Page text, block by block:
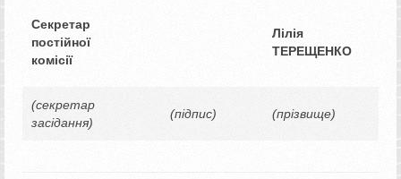
Секретар
постійної
комісії
Лілія
ТЕРЕЩЕНКО
(секретар
засідання)
(підпис) (прізвище)